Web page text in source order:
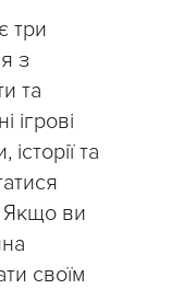
три
з
та
ігрові
та
Якщо ви
своїм